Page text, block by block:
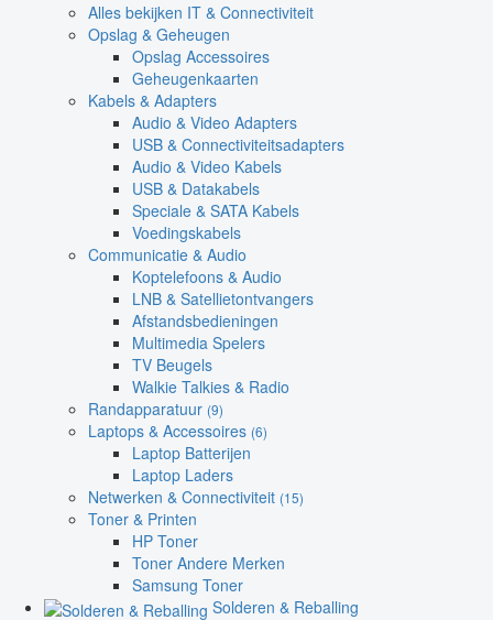
Alles bekijken IT & Connectiviteit
Opslag & Geheugen
Opslag Accessoires
Geheugenkaarten
Kabels & Adapters
Audio & Video Adapters
USB & Connectiviteitsadapters
Audio & Video Kabels
USB & Datakabels
Speciale & SATA Kabels
Voedingskabels
Communicatie & Audio
Koptelefoons & Audio
LNB & Satellietontvangers
Afstandsbedieningen
Multimedia Spelers
TV Beugels
Walkie Talkies & Radio
Randapparatuur (9)
Laptops & Accessoires (6)
Laptop Batterijen
Laptop Laders
Netwerken & Connectiviteit (15)
Toner & Printen
HP Toner
Toner Andere Merken
Samsung Toner
Solderen & Reballing